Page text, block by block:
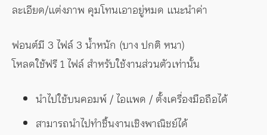
ละเอียด/แต่งภาพ คุมโทนเอาอยู่หมด แนะนำค่า
ฟอนต์มี 3 ไฟล์ 3 น้ำหนัก (บาง ปกติ หนา)
โหลดใช้ฟรี 1 ไฟล์ สำหรับใช้งานส่วนตัวเท่านั้น
นำไปใช้บนคอมพ์ / ไอแพด / ตั้งเครื่องมือถือได้
สามารถนำไปทำชิ้นงานเชิงพาณิชย์ได้